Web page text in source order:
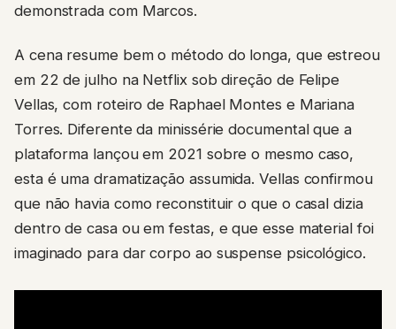
demonstrada com Marcos.
A cena resume bem o método do longa, que estreou
em 22 de julho na Netflix sob direção de Felipe
Vellas, com roteiro de Raphael Montes e Mariana
Torres. Diferente da minissérie documental que a
plataforma lançou em 2021 sobre o mesmo caso,
esta é uma dramatização assumida. Vellas confirmou
que não havia como reconstituir o que o casal dizia
dentro de casa ou em festas, e que esse material foi
imaginado para dar corpo ao suspense psicológico.